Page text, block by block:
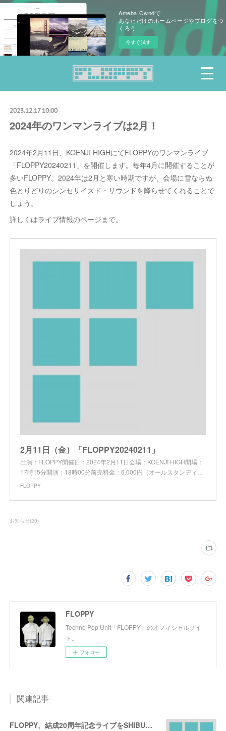
Ameba Owndで
あなただけのホームページやブログをつ
くろう
今すぐ試す
2023.12.17 10:00
2024年のワンマンライブは2月！
2024年2月11日、KOENJI HIGHにてFLOPPYのワンマンライブ
「FLOPPY20240211」を開催します。毎年4月に開催することが
多いFLOPPY。2024年は2月と寒い時期ですが、会場に雪ならぬ
色とりどりのシンセサイズド・サウンドを降らせてくれることで
しょう。
詳しくはライブ情報のページまで。
2月11日（金）「FLOPPY20240211」
出演：FLOPPY開催日：2024年2月11日会場：KOENJI HIGH開場：
17時15分開演：18時00分前売料金：6,000円（オールスタンディ…
FLOPPY
お知らせ(20)
FLOPPY
Techno Pop Unit「FLOPPY」のオフィシャルサイ
ト。
フォロー
関連記事
FLOPPY、結成20周年記念ライブをSHIBUYA CLUB QUATTROで開催！